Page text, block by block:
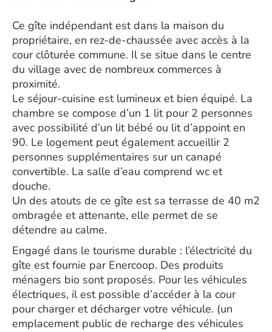
Ce gîte indépendant est dans la maison du
propriétaire, en rez-de-chaussée avec accès à la
cour clôturée commune. Il se situe dans le centre
du village avec de nombreux commerces à
proximité.
Le séjour-cuisine est lumineux et bien équipé. La
chambre se compose d’un 1 lit pour 2 personnes
avec possibilité d’un lit bébé ou lit d’appoint en
90. Le logement peut également accueillir 2
personnes supplémentaires sur un canapé
convertible. La salle d’eau comprend wc et
douche.
Un des atouts de ce gîte est sa terrasse de 40 m2
ombragée et attenante, elle permet de se
détendre au calme.
Engagé dans le tourisme durable : l’électricité du
gîte est fournie par Enercoop. Des produits
ménagers bio sont proposés. Pour les véhicules
électriques, il est possible d’accéder à la cour
pour charger et décharger votre véhicule. (un
emplacement public de recharge des véhicules